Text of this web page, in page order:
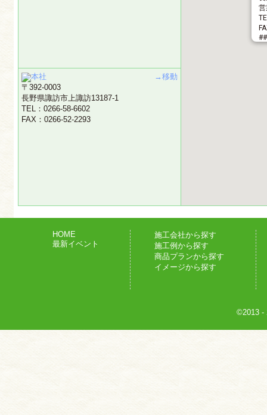
→移動
本社
〒392-0003
長野県諏訪市上諏訪13187-1
TEL：0266-58-6602
FAX：0266-52-2293
HOME
最新イベント
施工会社から探す
施工例から探す
商品プランから探す
イメージから探す
©2013 -